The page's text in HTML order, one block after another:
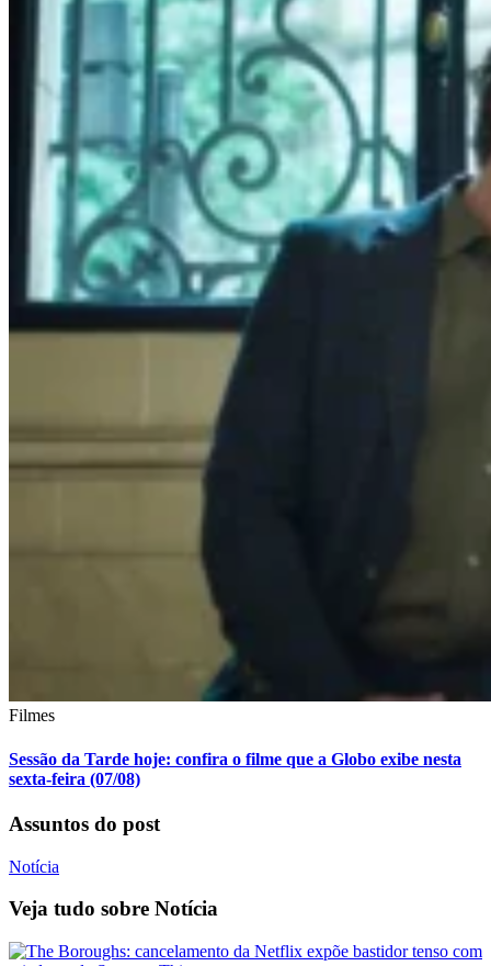
Filmes
Sessão da Tarde hoje: confira o filme que a Globo exibe nesta
sexta-feira (07/08)
Assuntos do post
Notícia
Veja tudo sobre Notícia